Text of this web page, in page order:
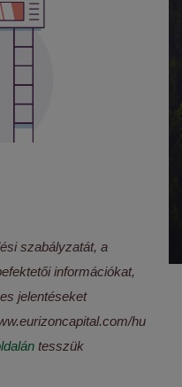
szabályzatát, a
információkat,
jelentéseket
hu
tesszük